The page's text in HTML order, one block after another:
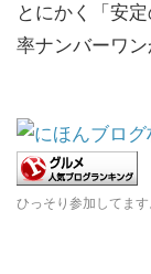
とにかく「安
率ナンバーワン
ひっそり参加してます